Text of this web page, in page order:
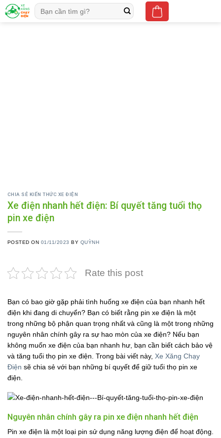
Skip
to
Tìm
kiếm:
CHIA SẺ KIẾN THỨC XE ĐIỆN
Xe điện nhanh hết điện: Bí quyết tăng tuổi thọ
pin xe điện
POSTED ON 01/11/2023 BY QUỲNH
Rate this post
Bạn có bao giờ gặp phải tình huống xe điện của bạn nhanh hết
điện khi đang di chuyển? Bạn có biết rằng pin xe điện là một
trong những bộ phận quan trọng nhất và cũng là một trong những
nguyên nhân chính gây ra sự hao mòn của xe điện? Nếu bạn
không muốn xe điện của bạn nhanh hư, bạn cần biết cách bảo vệ
và tăng tuổi thọ pin xe điện. Trong bài viết này, Xe Xăng Chạy
Điện sẽ chia sẻ với bạn những bí quyết để giữ tuổi thọ pin xe
điện.
Nguyên nhân chính gây ra pin xe điện nhanh hết điện
Pin xe điện là một loại pin sử dụng năng lượng điện để hoạt động.